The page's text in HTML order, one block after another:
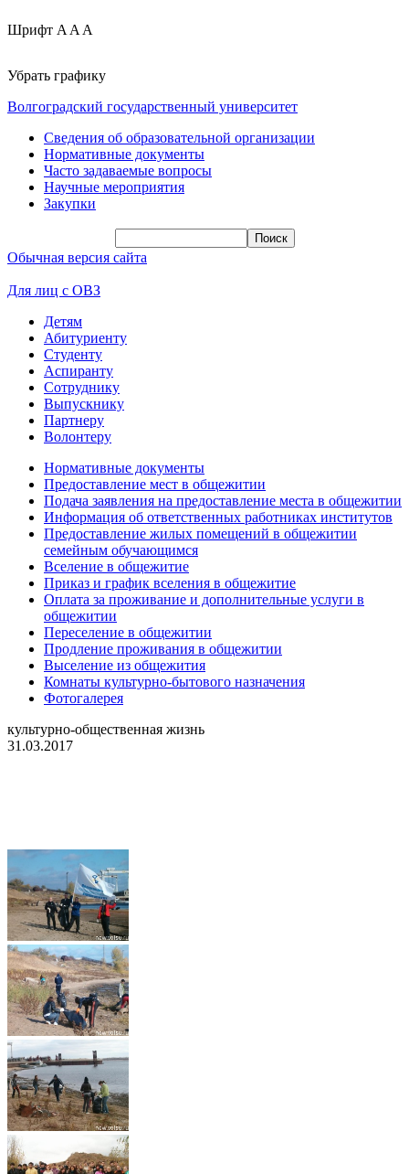
Шрифт A A A
Убрать графику
Волгоградский государственный университет
Сведения об образовательной организации
Нормативные документы
Часто задаваемые вопросы
Научные мероприятия
Закупки
Обычная версия сайта
Для лиц с ОВЗ
Детям
Абитуриенту
Студенту
Аспиранту
Сотруднику
Выпускнику
Партнеру
Волонтеру
Нормативные документы
Предоставление мест в общежитии
Подача заявления на предоставление места в общежитии
Информация об ответственных работниках институтов
Предоставление жилых помещений в общежитии
семейным обучающимся
Вселение в общежитие
Приказ и график вселения в общежитие
Оплата за проживание и дополнительные услуги в
общежитии
Переселение в общежитии
Продление проживания в общежитии
Выселение из общежития
Комнаты культурно-бытового назначения
Фотогалерея
культурно-общественная жизнь
31.03.2017